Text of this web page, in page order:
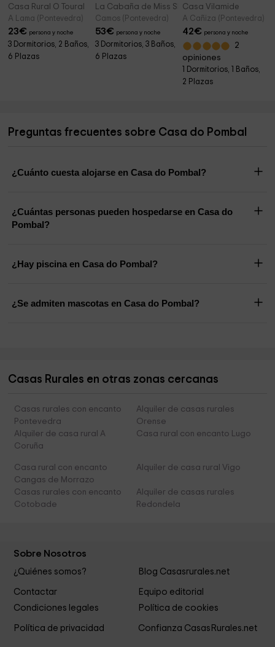
Casa Rural O Toural
A Lama (Pontevedra)
23€ persona y noche
3 Dormitorios, 2 Baños,
6 Plazas
La Cabaña de Miss Slower
Camos (Pontevedra)
53€ persona y noche
3 Dormitorios, 3 Baños,
6 Plazas
Casa Vilamide
A Cañiza (Pontevedra)
42€ persona y noche
2
opiniones
1 Dormitorios, 1 Baños,
2 Plazas
Preguntas frecuentes sobre Casa do Pombal
¿Cuánto cuesta alojarse en Casa do Pombal?
¿Cuántas personas pueden hospedarse en Casa do
Pombal?
¿Hay piscina en Casa do Pombal?
¿Se admiten mascotas en Casa do Pombal?
Casas Rurales en otras zonas cercanas
Casas rurales con encanto
Pontevedra
Alquiler de casas rurales
Orense
Alquiler de casa rural A
Coruña
Casa rural con encanto Lugo
Casa rural con encanto
Cangas de Morrazo
Alquiler de casa rural Vigo
Casas rurales con encanto
Cotobade
Alquiler de casas rurales
Redondela
Sobre Nosotros
¿Quiénes somos? Blog Casasrurales.net
Contactar
Equipo editorial
Condiciones legales
Política de cookies
Política de privacidad Confianza CasasRurales.net